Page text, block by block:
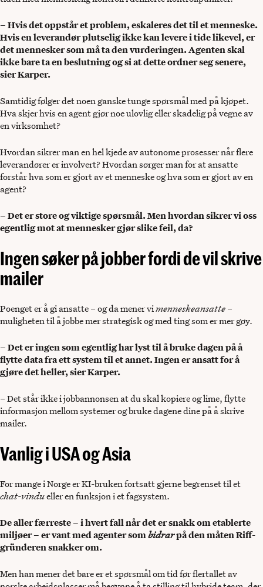
– Hvis det oppstår et problem, eskaleres det til et menneske.
Hvis en leverandør plutselig ikke kan levere i tide likevel, er
det mennesker som må ta den vurderingen. Agenten skal
ikke bare ta en beslutning og si at dette ordner seg senere,
sier Karper.
Samtidig følger det noen ganske tunge spørsmål med på kjøpet.
Hva skjer hvis en agent gjør noe ulovlig eller skadelig på vegne av
en virksomhet?
Hvordan sikrer man en hel kjede av autonome prosesser når flere
leverandører er involvert? Hvordan sørger man for at ansatte
forstår hva som er gjort av et menneske og hva som er gjort av en
agent?
– Det er store og viktige spørsmål. Men hvordan sikrer vi oss
egentlig mot at mennesker gjør slike feil, da?
Ingen søker på jobber fordi de vil skrive
mailer
Poenget er å gi ansatte – og da mener vimenneskeansatte–
muligheten til å jobbe mer strategisk og med ting som er mer gøy.
– Det er ingen som egentlig har lyst til å bruke dagen på å
flytte data fra ett system til et annet. Ingen er ansatt for å
gjøre det heller, sier Karper.
– Det står ikke i jobbannonsen at du skal kopiere og lime, flytte
informasjon mellom systemer og bruke dagene dine på å skrive
mailer.
Vanlig i USA og Asia
For mange i Norge er KI-bruken fortsatt gjerne begrenset til et
chat-vindueller en funksjon i et fagsystem.
De aller færreste – i hvert fall når det er snakk om etablerte
miljøer – er vant med agenter sombidrarpå den måten Riff-
gründeren snakker om.
Men han mener det bare er et spørsmål om tid før flertallet av